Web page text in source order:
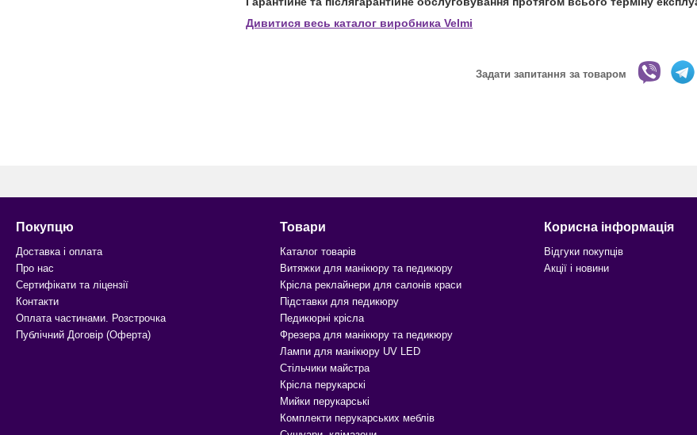
Дивитися весь каталог виробника Velmi
Задати запитання за товаром
Покупцю
Доставка і оплата
Про нас
Сертифікати та ліцензії
Контакти
Оплата частинами. Розстрочка
Публічний Договір (Оферта)
Товари
Каталог товарів
Витяжки для манікюру та педикюру
Крісла реклайнери для салонів краси
Підставки для педикюру
Педикюрні крісла
Фрезера для манікюру та педикюру
Лампи для манікюру UV LED
Стільчики майстра
Крісла перукарскі
Мийки перукарські
Комплекти перукарських меблів
Корисна інформація
Відгуки покупців
Акції і новини